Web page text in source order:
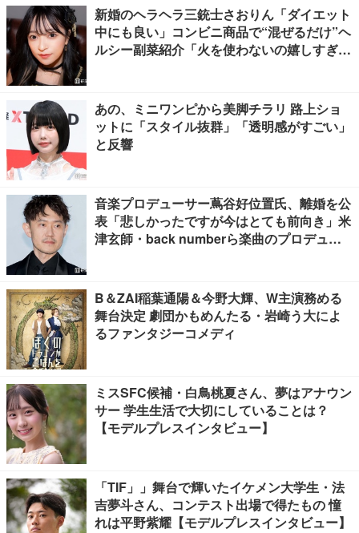
新婚のヘラヘラ三銃士さおりん「ダイエット
中にも良い」コンビニ商品で“混ぜるだけ”ヘ
ルシー副菜紹介「火を使わないの嬉しすぎ
あの、ミニワンピから美脚チラリ 路上ショ
ットに「スタイル抜群」「透明感がすごい」
と反響
音楽プロデューサー蔦谷好位置氏、離婚を公
表「悲しかったですが今はとても前向き」米
津玄師・back numberら楽曲のプロデュー
B＆ZAI稲葉通陽＆今野大輝、W主演務める
舞台決定 劇団かもめんたる・岩崎う大によ
るファンタジーコメディ
ミスSFC候補・白鳥桃夏さん、夢はアナウン
サー 学生生活で大切にしていることは？
【モデルプレスインタビュー】
「TIF」」舞台で輝いたイケメン大学生・法
吉夢斗さん、コンテスト出場で得たもの 憧
れは平野紫耀【モデルプレスインタビュー】